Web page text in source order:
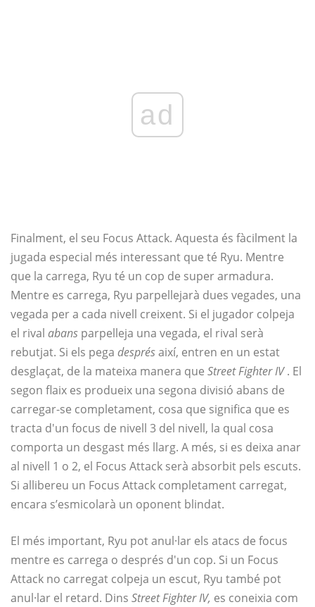
ad
Finalment, el seu Focus Attack. Aquesta és fàcilment la
jugada especial més interessant que té Ryu. Mentre
que la carrega, Ryu té un cop de super armadura.
Mentre es carrega, Ryu parpellejarà dues vegades, una
vegada per a cada nivell creixent. Si el jugador colpeja
el rival abans parpelleja una vegada, el rival serà
rebutjat. Si els pega desprésaixí, entren en un estat
desglaçat, de la mateixa manera que Street Fighter IV. El
segon flaix es produeix una segona divisió abans de
carregar-se completament, cosa que significa que es
tracta d'un focus de nivell 3 del nivell, la qual cosa
comporta un desgast més llarg. A més, si es deixa anar
al nivell 1 o 2, el Focus Attack serà absorbit pels escuts.
Si allibereu un Focus Attack completament carregat,
encara s’esmicolarà un oponent blindat.
El més important, Ryu pot anul·lar els atacs de focus
mentre es carrega o després d'un cop. Si un Focus
Attack no carregat colpeja un escut, Ryu també pot
anul·lar el retard. Dins Street Fighter IV, es coneixia com